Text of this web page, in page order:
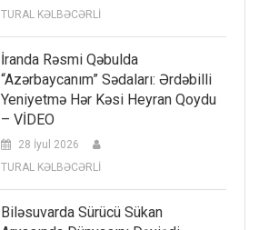
TURAL KƏLBƏCƏRLİ
İranda Rəsmi Qəbulda
“Azərbaycanım” Sədaları: Ərdəbilli
Yeniyetmə Hər Kəsi Heyran Qoydu
– VİDEO
28 İyul 2026
TURAL KƏLBƏCƏRLİ
Biləsuvarda Sürücü Sükan